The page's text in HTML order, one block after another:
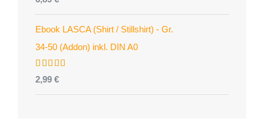
mit5.00
von 5
Ebook LASCA (Shirt / Stillshirt) - Gr.
34-50 (Addon) inkl. DIN A0
Bewertet
mit5.00
von 5
2,99 €